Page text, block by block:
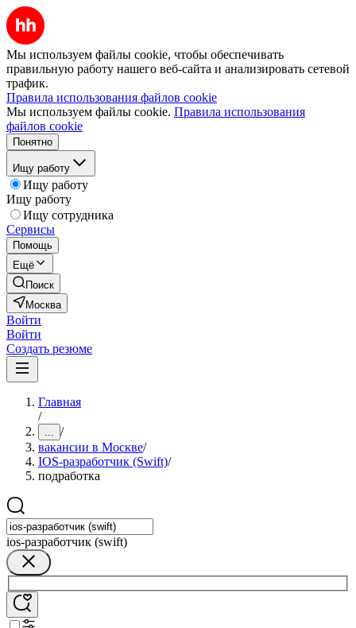
Мы используем файлы cookie, чтобы обеспечивать
правильную работу нашего веб-сайта и анализировать сетевой
трафик.
Правила использования файлов cookie
Мы используем файлы cookie. Правила использования
файлов cookie
Понятно
Ищу работу
Ищу работу
Ищу работу
Ищу сотрудника
Сервисы
Помощь
Ещё
Поиск
Москва
Войти
Войти
Создать резюме
Главная
/
... /
вакансии в Москве/
IOS-разработчик (Swift)/
подработка
ios-разработчик (swift)